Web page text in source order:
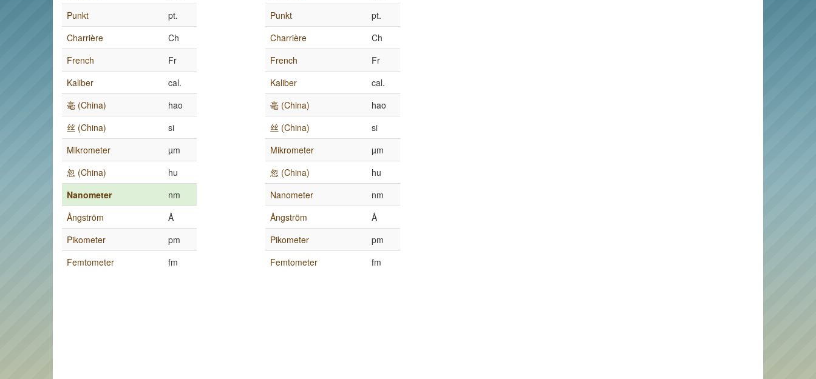
Punkt
pt.
Charrière
Ch
French
Fr
Kaliber
cal.
毫 (China)
hao
丝 (China)
si
Mikrometer
µm
忽 (China)
hu
Nanometer
nm
Ångström
Å
Pikometer
pm
Femtometer
fm
Punkt
pt.
Charrière
Ch
French
Fr
Kaliber
cal.
毫 (China)
hao
丝 (China)
si
Mikrometer
µm
忽 (China)
hu
Nanometer
nm
Ångström
Å
Pikometer
pm
Femtometer
fm